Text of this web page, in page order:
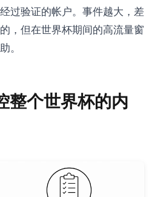
过验证的帐户。事件越大，差
，但在世界杯期间的高流量窗
。
整个世界杯的内